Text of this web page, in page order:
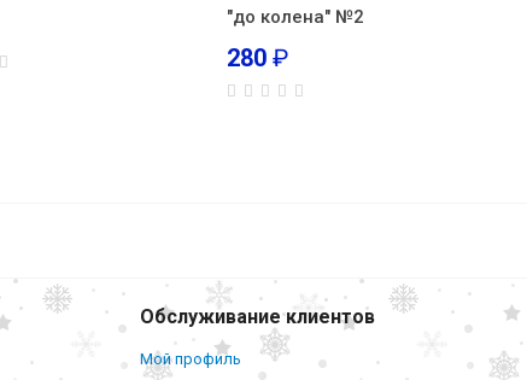
"до колена" №2
280 ₽
Обслуживание клиентов
Мой профиль